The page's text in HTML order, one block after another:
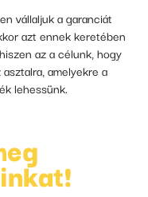
vállaljuk a garanciát
azt ennek keretében
az a célunk, hogy
amelyekre a
lehessünk.